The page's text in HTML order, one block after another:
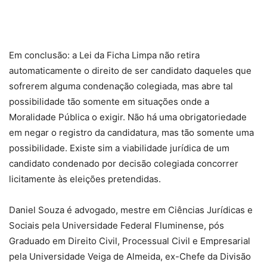
Em conclusão: a Lei da Ficha Limpa não retira
automaticamente o direito de ser candidato daqueles que
sofrerem alguma condenação colegiada, mas abre tal
possibilidade tão somente em situações onde a
Moralidade Pública o exigir. Não há uma obrigatoriedade
em negar o registro da candidatura, mas tão somente uma
possibilidade. Existe sim a viabilidade jurídica de um
candidato condenado por decisão colegiada concorrer
licitamente às eleições pretendidas.
Daniel Souza é advogado, mestre em Ciências Jurídicas e
Sociais pela Universidade Federal Fluminense, pós
Graduado em Direito Civil, Processual Civil e Empresarial
pela Universidade Veiga de Almeida, ex-Chefe da Divisão